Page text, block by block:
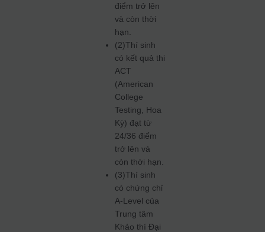
điểm trở lên
và còn thời
hạn.
(2)Thí sinh
có kết quả thi
ACT
(American
College
Testing, Hoa
Kỳ) đạt từ
24/36 điểm
trở lên và
còn thời hạn.
(3)Thí sinh
có chứng chỉ
A-Level của
Trung tâm
Khảo thí Đại